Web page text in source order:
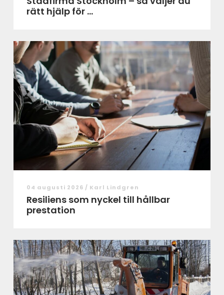
rätt hjälp för ...
04 augusti 2026 / Karl Lindgren
Resiliens som nyckel till hållbar
prestation